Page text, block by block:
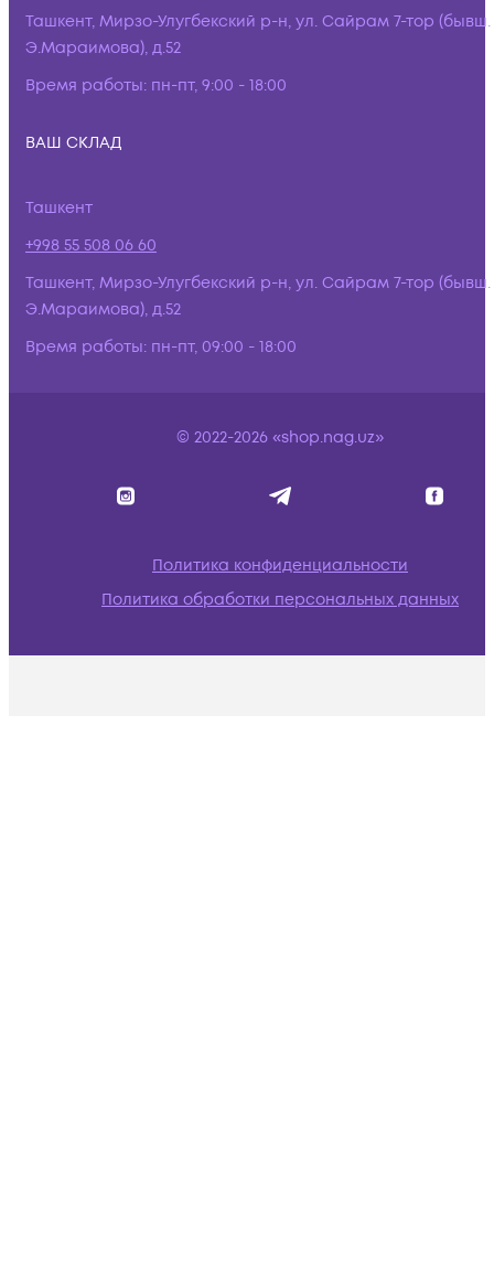
Ташкент, Мирзо-Улугбекский р-н, ул. Сайрам 7-тор (бывш.
Э.Мараимова), д.52
Время работы: пн-пт, 9:00 - 18:00
ВАШ СКЛАД
Ташкент
+998 55 508 06 60
Ташкент, Мирзо-Улугбекский р-н, ул. Сайрам 7-тор (бывш.
Э.Мараимова), д.52
Время работы: пн-пт, 09:00 - 18:00
© 2022-2026 «shop.nag.uz»
Политика конфиденциальности
Политика обработки персональных данных